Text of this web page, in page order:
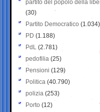
partito del popolo della
(30)
Partito Democratico (1.034)
PD (1.188)
PdL (2.781)
pedofilia (25)
Pensioni (129)
Politica (40.790)
polizia (253)
Porto (12)